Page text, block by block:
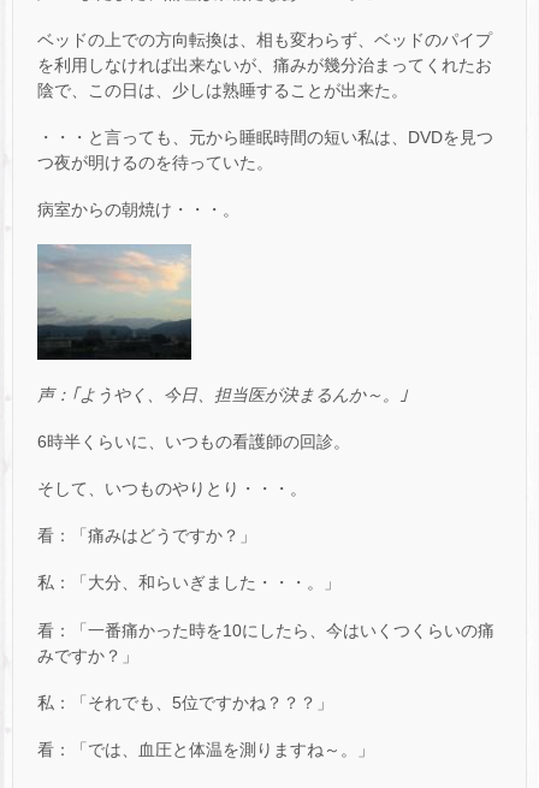
ベッドの上での方向転換は、相も変わらず、ベッドのパイプ
を利用しなければ出来ないが、痛みが幾分治まってくれたお
陰で、この日は、少しは熟睡することが出来た。
・・・と言っても、元から睡眠時間の短い私は、DVDを見つ
つ夜が明けるのを待っていた。
病室からの朝焼け・・・。
声：｢ようやく、今日、担当医が決まるんか～。｣
6時半くらいに、いつもの看護師の回診。
そして、いつものやりとり・・・。
看：「痛みはどうですか？」
私：「大分、和らいぎました・・・。」
看：「一番痛かった時を10にしたら、今はいくつくらいの痛
みですか？」
私：「それでも、5位ですかね？？？」
看：「では、血圧と体温を測りますね～。」